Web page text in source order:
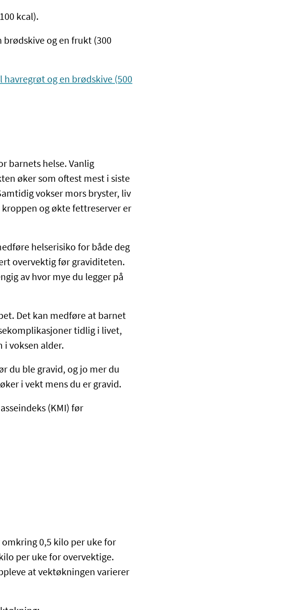
kcal).
og en frukt (300
og en brødskive (500
barnets helse. Vanlig
øker som oftest mest i siste
vokser mors bryster, liv
og økte fettreserver er
helserisiko for både deg
overvektig før graviditeten.
av hvor mye du legger på
Det kan medføre at barnet
tidlig i livet,
i voksen alder.
du ble gravid, og jo mer du
i vekt mens du er gravid.
(KMI) før
0,5 kilo per uke for
per uke for overvektige.
at vektøkningen varierer